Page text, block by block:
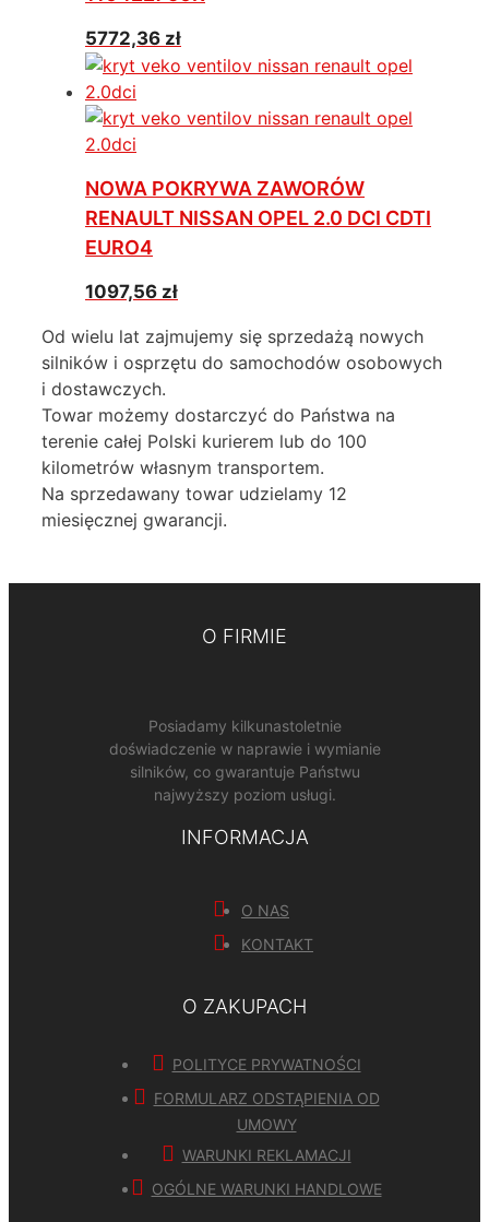
5772,36 zł
NOWA POKRYWA ZAWORÓW
RENAULT NISSAN OPEL 2.0 DCI CDTI
EURO4
1097,56 zł
Od wielu lat zajmujemy się sprzedażą nowych
silników i osprzętu do samochodów osobowych
i dostawczych.
Towar możemy dostarczyć do Państwa na
terenie całej Polski kurierem lub do 100
kilometrów własnym transportem.
Na sprzedawany towar udzielamy 12
miesięcznej gwarancji.
O FIRMIE
Posiadamy kilkunastoletnie
doświadczenie w naprawie i wymianie
silników, co gwarantuje Państwu
najwyższy poziom usługi.
INFORMACJA
O NAS
KONTAKT
O ZAKUPACH
POLITYCE PRYWATNOŚCI
FORMULARZ ODSTĄPIENIA OD
UMOWY
WARUNKI REKLAMACJI
OGÓLNE WARUNKI HANDLOWE